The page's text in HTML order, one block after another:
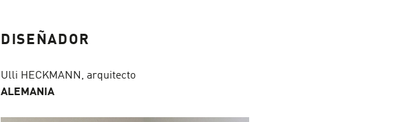
DISEÑADOR
Ulli HECKMANN, arquitecto
ALEMANIA